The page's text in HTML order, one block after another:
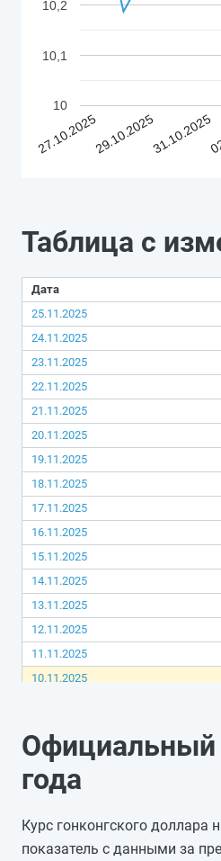
27.10.202529.10.202531.10.2025
10
10,1
10,2
Таблица с
Дата
25.11.2025
24.11.2025
23.11.2025
22.11.2025
21.11.2025
20.11.2025
19.11.2025
18.11.2025
17.11.2025
16.11.2025
15.11.2025
14.11.2025
13.11.2025
12.11.2025
11.11.2025
10.11.2025
07.11.2025
06.11.2025
04.11.2025
03.11.2025
Официальный
года
Курс гонконгского доллара
показатель с данными за